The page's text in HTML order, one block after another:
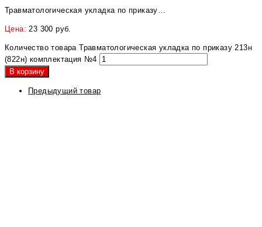
Травматологическая укладка по приказу…
Цена:23 300 руб.
Количество товара Травматологическая укладка по приказу 213н
(822н) комплектация №4
В корзину
Предыдущий товар